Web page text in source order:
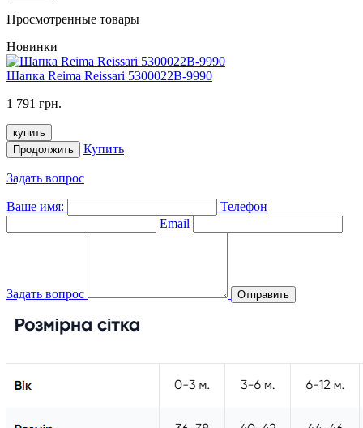
Просмотренные товары
Новинки
Шапка Reima Reissari 5300022B-9990
1 791 грн.
купить
Продолжить
Купить
Задать вопрос
Ваше имя:
Телефон
Email
Задать вопрос Отправить